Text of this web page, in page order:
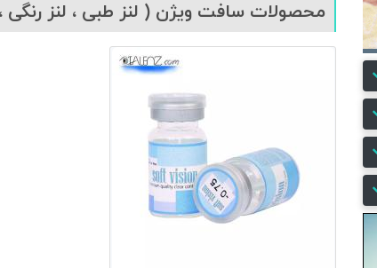
انواع لنزهای تماسی و نیز قطره‌ های چشمی را نیز عرضه
بنابراین محصولات، مراحل و سیستم های تولید سافت ویژن با
محصولات سافت ویژن ( لنز طبی ، لنز رنگی ،